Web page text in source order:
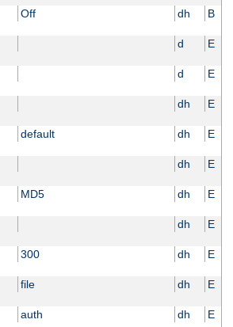
Off dh B
d E
d E
dh E
default dh E
dh E
MD5 dh E
dh E
300 dh E
file dh E
auth dh E